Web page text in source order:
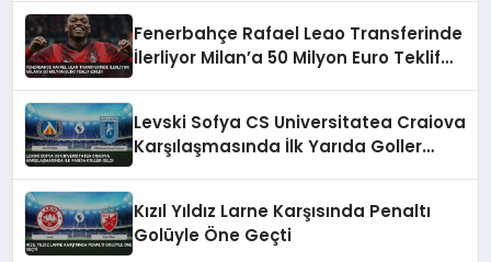
Fenerbahçe Rafael Leao Transferinde
İlerliyor Milan’a 50 Milyon Euro Teklif
Levski Sofya CS Universitatea Craiova
Karşılaşmasında İlk Yarıda Goller
Kızıl Yıldız Larne Karşısında Penaltı
Golüyle Öne Geçti